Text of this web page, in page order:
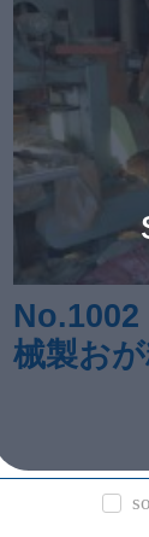
No.1002
械製お